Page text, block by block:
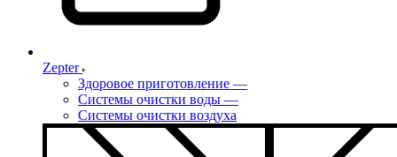
Zepter
Здоровое приготовление —
Системы очистки воды —
Системы очистки воздуха